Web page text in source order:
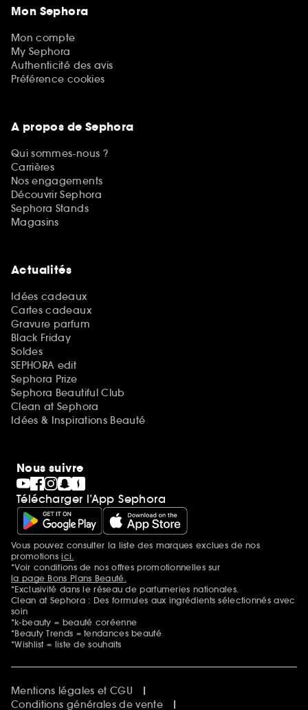
Mon Sephora
Mon compte
My Sephora
Authenticité des avis
Préférence cookies
A propos de Sephora
Qui sommes-nous ?
Carrières
Nos engagements
Découvrir Sephora
Sephora Stands
Magasins
Actualités
Idées cadeaux
Cartes cadeaux
Gravure parfum
Black Friday
Soldes
SEPHORA edit
Sephora Prize
Sephora Beautiful Club
Clean at Sephora
Idées & Inspirations Beauté
Nous suivre
Télécharger l’App Sephora
Mentions additionnelles
Vous pouvez consulter la liste des marques exclues de nos
promotionsici.
*Voir conditions de nos offres promotionnelles sur
la page Bons Plans Beauté.
*Exclusivité dans le réseau de parfumeries nationales.
Clean at Sephora : Des formules aux ingrédients sélectionnés avec
soin
*k-beauty = beauté coréenne
*Beauty Trends = tendances beauté
*Wishlist = liste de souhaits
Mentions légales et CGU
Conditions générales de vente